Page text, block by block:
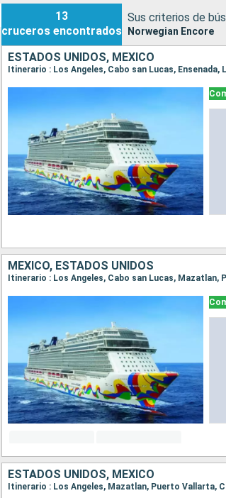
13
cruceros encontrados
Sus criterios de
Norwegian Encore
ESTADOS UNIDOS, MÉXICO
Itinerario : Los Angeles, Cabo san Lucas, Ensenada,
MÉXICO, ESTADOS UNIDOS
Itinerario : Los Angeles, Cabo san Lucas, Mazatlan,
ESTADOS UNIDOS, MÉXICO
Itinerario : Los Angeles, Mazatlan, Puerto Vallarta,